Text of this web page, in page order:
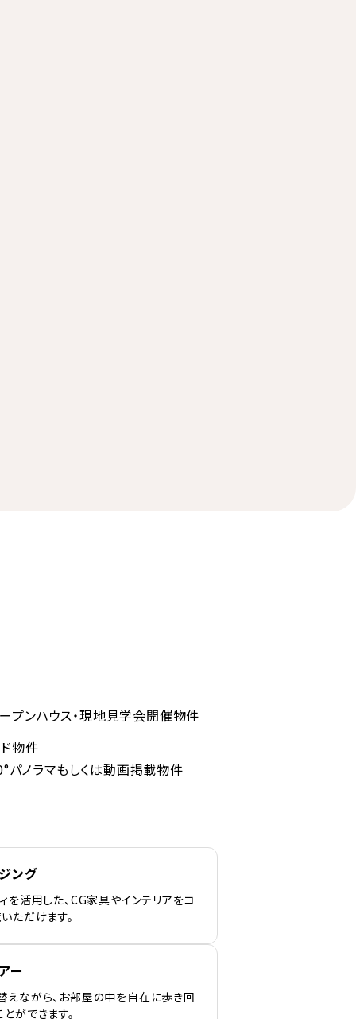
プンハウス・現地見学会開催物件
物件
パノラマもしくは動画掲載物件
ング
を活用した、CG家具やインテリアをコ
ただけます。
ー
えながら、お部屋の中を自在に歩き回
ができます。